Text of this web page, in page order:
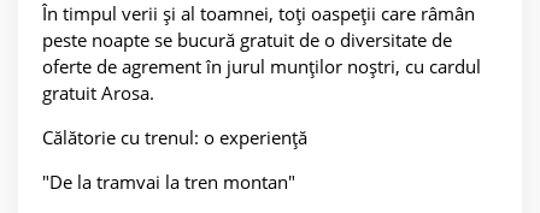
În timpul verii și al toamnei, toți oaspeții care râmân
peste noapte se bucură gratuit de o diversitate de
oferte de agrement în jurul munților noștri, cu cardul
gratuit Arosa.
Călătorie cu trenul: o experiență
"De la tramvai la tren montan"